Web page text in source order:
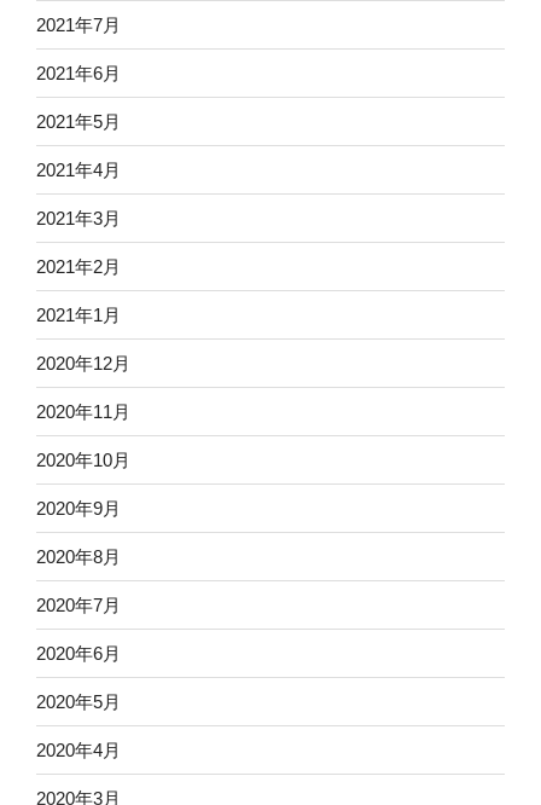
2021年7月
2021年6月
2021年5月
2021年4月
2021年3月
2021年2月
2021年1月
2020年12月
2020年11月
2020年10月
2020年9月
2020年8月
2020年7月
2020年6月
2020年5月
2020年4月
2020年3月